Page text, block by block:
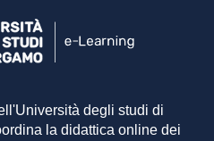
degli studi di
la didattica online dei